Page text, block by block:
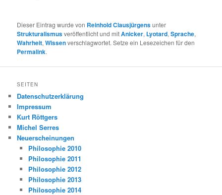
Dieser Eintrag wurde von Reinhold Clausjürgensunter
Strukturalismusveröffentlicht und mitAnicker, Lyotard,Sprache,
Wahrheit,Wissenverschlagwortet. Setze ein Lesezeichen für den
Permalink.
SEITEN
Datenschutzerklärung
Impressum
Kurt Röttgers
Michel Serres
Neuerscheinungen
Philosophie 2010
Philosophie 2011
Philosophie 2012
Philosophie 2013
Philosophie 2014